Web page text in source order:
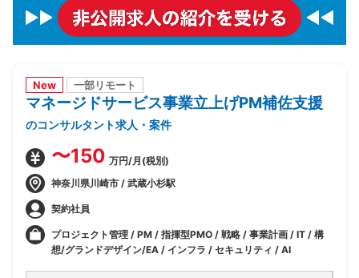
New 一部リモート
マネージドサービス事業立上げPM補佐支援
のコンサルタント求人・案件
〜150 万円/月(税別)
神奈川県川崎市 / 武蔵小杉駅
契約社員
プロジェクト管理 / PM / 指揮型PMO / 戦略 / 事業計画 / IT / 構
想/グランドデザイン/EA / インフラ / セキュリティ / AI